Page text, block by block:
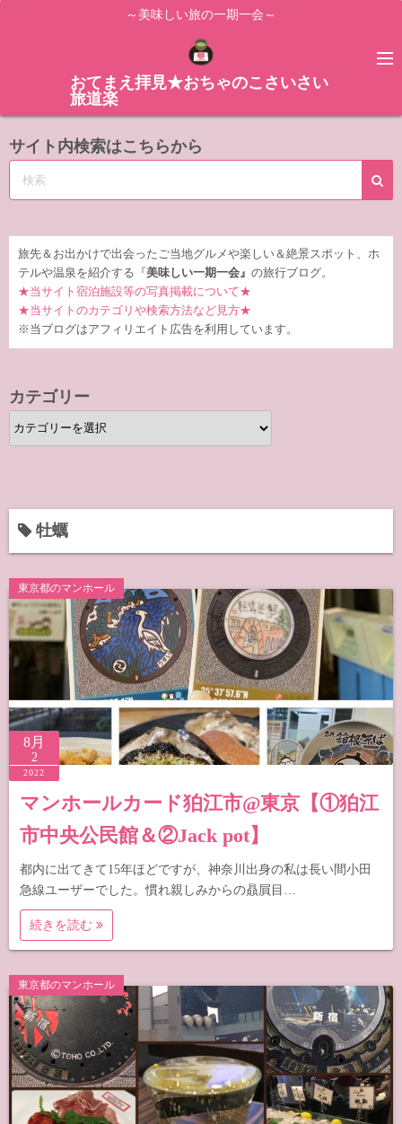
ス
ッ
～美味しい旅の一期一会～
おてまえ拝見★おちゃのこさいさい
旅道楽
サイト内検索はこちらから
旅先＆お出かけで出会ったご当地グルメや楽しい＆絶景スポット、ホ
テルや温泉を紹介する『 美味しい一期一会』 の旅行ブログ。
★当サイト宿泊施設等の写真掲載について★
★当サイトのカテゴリや検索方法など見方★
※当ブログはアフィリエイト広告を利用しています。
カテゴリー
カ
テ
ー
牡蠣
東京都のマンホール
8月
2
2022
マンホールカード狛江市@東京【①狛江
市中央公民館＆②Jack pot】
都内に出てきて15年ほどですが、神奈川出身の私は長い間小田
急線ユーザーでした。慣れ親しみからの贔屓目…
続きを読む
東京都のマンホール